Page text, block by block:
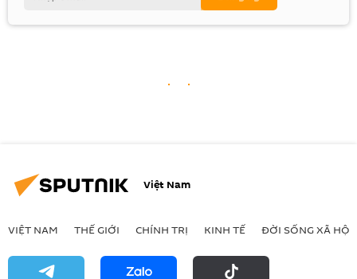
Việt Nam
VIỆT NAM THẾ GIỚI CHÍNH TRỊ KINH TẾ ĐỜI SỐNG XÃ HỘI